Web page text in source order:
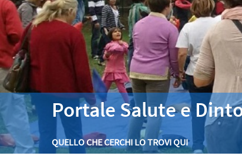
Portale Salute e
QUELLO CHE CERCHI LO TROVI QUI